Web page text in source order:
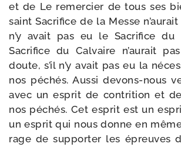
et de Le remer­cier de tous ses
saint Sacrifice de la Messe
n’y avait pas eu le Sacrifice du
Sacrifice du Calvaire n’au­rait
doute, s’il n’y avait pas eu la
nos péchés. Aussi devons-​nous
avec un esprit de contri­tion et
nos péchés. Cet esprit est un
un esprit qui nous donne en
rage de sup­por­ter les épreuves